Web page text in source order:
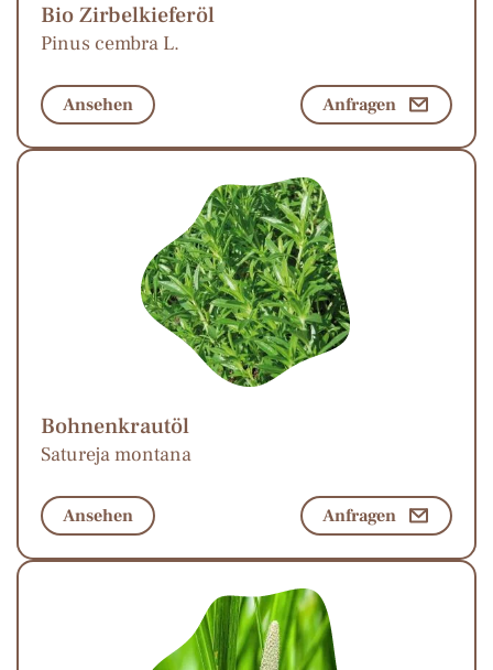
Bio Zirbelkieferöl
Pinus cembra L.
Ansehen Anfragen
Bohnenkrautöl
Satureja montana
Ansehen Anfragen